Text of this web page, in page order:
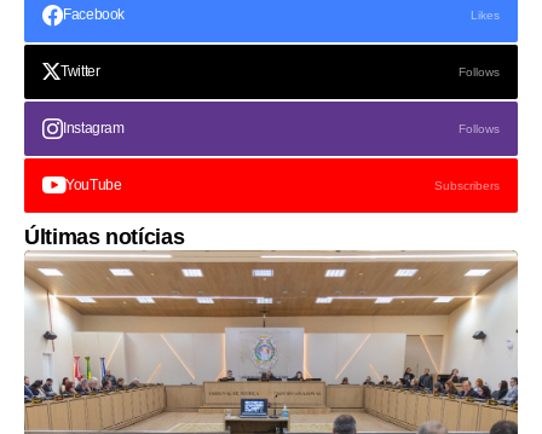
Facebook Likes
Twitter Follows
Instagram Follows
YouTube Subscribers
Últimas notícias